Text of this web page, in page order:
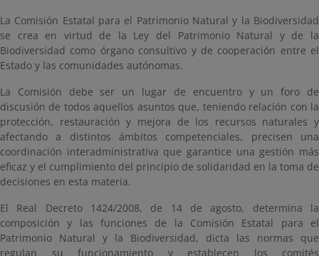
La Comisión Estatal para el Patrimonio Natural y la Biodiversidad
se crea en virtud de la Ley del Patrimonio Natural y de la
Biodiversidad como órgano consultivo y de cooperación entre el
Estado y las comunidades autónomas.
La Comisión debe ser un lugar de encuentro y un foro de
discusión de todos aquellos asuntos que, teniendo relación con la
protección, restauración y mejora de los recursos naturales y
afectando a distintos ámbitos competenciales, precisen una
coordinación interadministrativa que garantice una gestión más
eficaz y el cumplimiento del principio de solidaridad en la toma de
decisiones en esta materia.
El Real Decreto 1424/2008, de 14 de agosto, determina la
composición y las funciones de la Comisión Estatal para el
Patrimonio Natural y la Biodiversidad, dicta las normas que
regulan su funcionamiento y establecen los comités